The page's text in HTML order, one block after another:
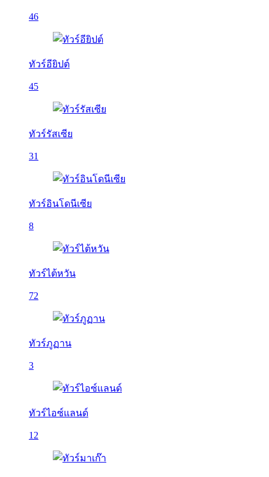
46
ทัวร์อียิปต์
45
ทัวร์รัสเซีย
31
ทัวร์อินโดนีเซีย
8
ทัวร์ไต้หวัน
72
ทัวร์ภูฏาน
3
ทัวร์ไอซ์แลนด์
12